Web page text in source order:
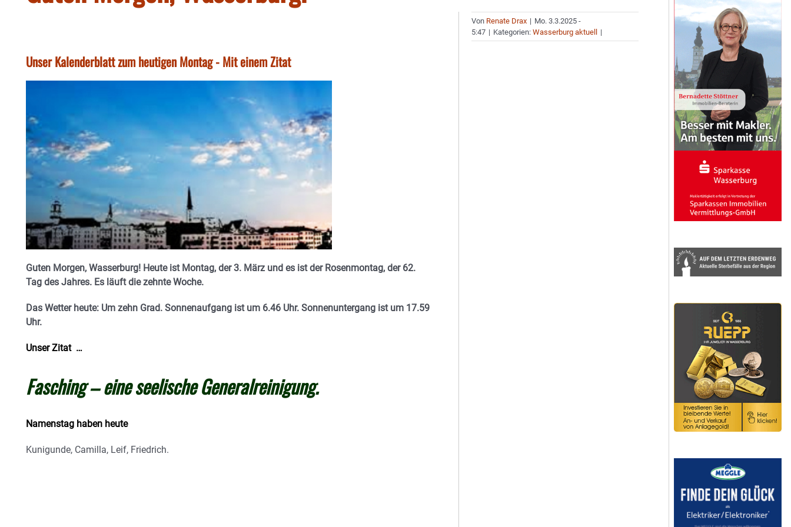
Unser Kalenderblatt zum heutigen Montag - Mit einem Zitat
Guten Morgen, Wasserburg! Heute ist Montag, der 3. März und es ist der Rosenmontag, der 62.
Tag des Jahres. Es läuft die zehnte Woche.
Das Wetter heute: Um zehn Grad. Sonnenaufgang ist um 6.46 Uhr. Sonnenuntergang ist um 17.59
Uhr.
Unser Zitat …
Fasching – eine seelische Generalreinigung.
Namenstag haben heute
Kunigunde, Camilla, Leif, Friedrich.
Von Renate Drax | Mo. 3.3.2025 -
5:47 | Kategorien:Wasserburg aktuell |